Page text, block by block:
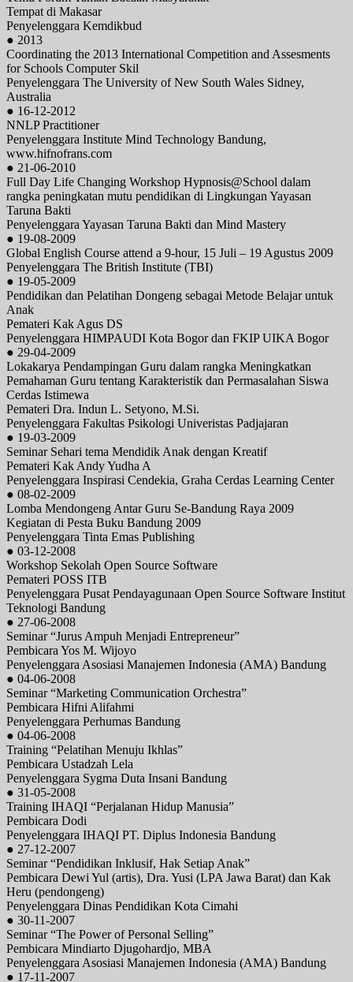
Tempat di Makasar
Penyelenggara Kemdikbud
● 2013
Coordinating the 2013 International Competition and Assesments
for Schools Computer Skil
Penyelenggara The University of New South Wales Sidney,
Australia
● 16-12-2012
NNLP Practitioner
Penyelenggara Institute Mind Technology Bandung,
www.hifnofrans.com
● 21-06-2010
Full Day Life Changing Workshop Hypnosis@School dalam
rangka peningkatan mutu pendidikan di Lingkungan Yayasan
Taruna Bakti
Penyelenggara Yayasan Taruna Bakti dan Mind Mastery
● 19-08-2009
Global English Course attend a 9-hour, 15 Juli – 19 Agustus 2009
Penyelenggara The British Institute (TBI)
● 19-05-2009
Pendidikan dan Pelatihan Dongeng sebagai Metode Belajar untuk
Anak
Pemateri Kak Agus DS
Penyelenggara HIMPAUDI Kota Bogor dan FKIP UIKA Bogor
● 29-04-2009
Lokakarya Pendampingan Guru dalam rangka Meningkatkan
Pemahaman Guru tentang Karakteristik dan Permasalahan Siswa
Cerdas Istimewa
Pemateri Dra. Indun L. Setyono, M.Si.
Penyelenggara Fakultas Psikologi Univeristas Padjajaran
● 19-03-2009
Seminar Sehari tema Mendidik Anak dengan Kreatif
Pemateri Kak Andy Yudha A
Penyelenggara Inspirasi Cendekia, Graha Cerdas Learning Center
● 08-02-2009
Lomba Mendongeng Antar Guru Se-Bandung Raya 2009
Kegiatan di Pesta Buku Bandung 2009
Penyelenggara Tinta Emas Publishing
● 03-12-2008
Workshop Sekolah Open Source Software
Pemateri POSS ITB
Penyelenggara Pusat Pendayagunaan Open Source Software Institut
Teknologi Bandung
● 27-06-2008
Seminar “Jurus Ampuh Menjadi Entrepreneur”
Pembicara Yos M. Wijoyo
Penyelenggara Asosiasi Manajemen Indonesia (AMA) Bandung
● 04-06-2008
Seminar “Marketing Communication Orchestra”
Pembicara Hifni Alifahmi
Penyelenggara Perhumas Bandung
● 04-06-2008
Training “Pelatihan Menuju Ikhlas”
Pembicara Ustadzah Lela
Penyelenggara Sygma Duta Insani Bandung
● 31-05-2008
Training IHAQI “Perjalanan Hidup Manusia”
Pembicara Dodi
Penyelenggara IHAQI PT. Diplus Indonesia Bandung
● 27-12-2007
Seminar “Pendidikan Inklusif, Hak Setiap Anak”
Pembicara Dewi Yul (artis), Dra. Yusi (LPA Jawa Barat) dan Kak
Heru (pendongeng)
Penyelenggara Dinas Pendidikan Kota Cimahi
● 30-11-2007
Seminar “The Power of Personal Selling”
Pembicara Mindiarto Djugohardjo, MBA
Penyelenggara Asosiasi Manajemen Indonesia (AMA) Bandung
● 17-11-2007